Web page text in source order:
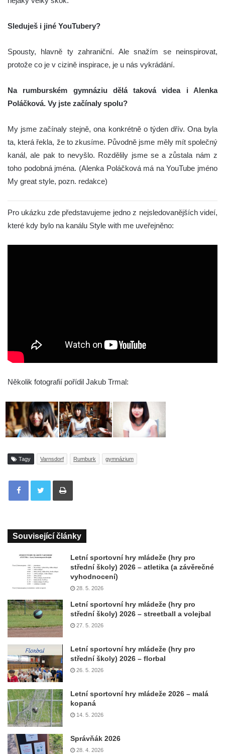
Sleduješ i jiné YouTubery?
Spousty, hlavně ty zahraniční. Ale snažím se neinspirovat,
protože co je v cizině inspirace, je u nás vykrádání.
Na rumburském gymnáziu dělá taková videa i Alenka
Poláčková. Vy jste začínaly spolu?
My jsme začínaly stejně, ona konkrétně o týden dřív. Ona byla
ta, která řekla, že to zkusíme. Původně jsme měly mít společný
kanál, ale pak to nevyšlo. Rozdělily jsme se a zůstala nám z
toho podobná jména. (Alenka Poláčková má na YouTube jméno
My great style, pozn. redakce)
Pro ukázku zde představujeme jedno z nejsledovanějších videí,
které kdy bylo na kanálu Style with me uveřejněno:
Několik fotografií pořídil Jakub Trmal:
Tagy Varnsdorf Rumburk gymnázium
Tisknout
Související články
Letní sportovní hry mládeže (hry pro
střední školy) 2026 – atletika (a závěrečné
vyhodnocení)
28. 5. 2026
Letní sportovní hry mládeže (hry pro
střední školy) 2026 – streetball a volejbal
27. 5. 2026
Letní sportovní hry mládeže (hry pro
střední školy) 2026 – florbal
26. 5. 2026
Letní sportovní hry mládeže 2026 – malá
kopaná
14. 5. 2026
Správňák 2026
28. 4. 2026